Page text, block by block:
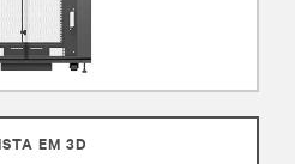
EM 3D